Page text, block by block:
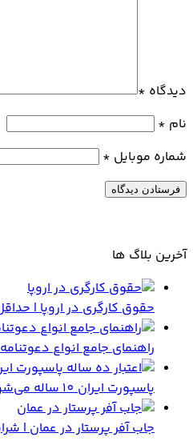
دیدگاه *
نام *
شماره موبایل *
آخرین بلاگ ها
حقوق کارگری در اروپا |
راهنمای جامع انواع دعوتنامه
پاسپورت ایران 10 ساله می‌شود؟ | بررسی آخرین وضعیت اعتبار گذرنامه و تاثیر آن بر ویزای توریستی
جاب آفر پرستار در عمان |